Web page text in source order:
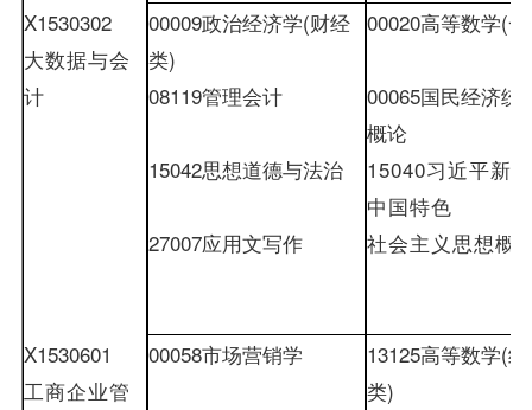
X1530302
大数据与会
计
00009政治经济学(财经
类)
00020高等数学(一
08119管理会计 00065国民经济统
概论
15042思想道德与法治 15040习近平新
中国特色
27007应用文写作 社会主义思想概
X1530601
工商企业管
00058市场营销学 13125高等数学(
类)